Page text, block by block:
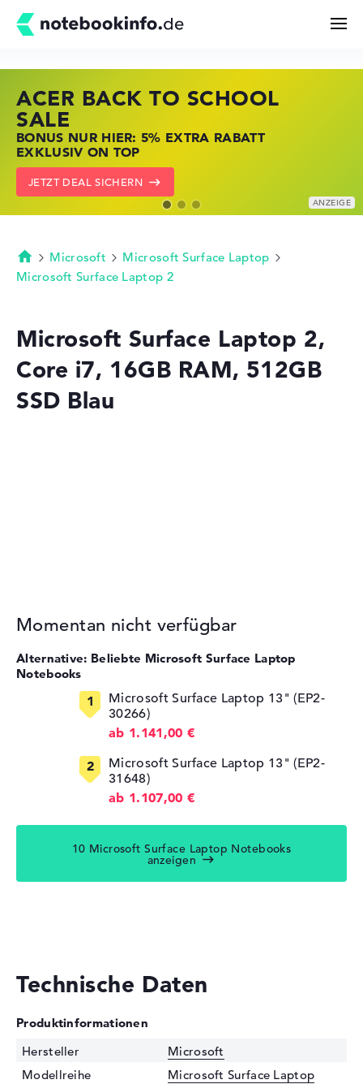
Kaufberatung
Technik & Wissen
Merkzettel
ACER BACK TO SCHOOL
SALE
BONUS NUR HIER: 5% EXTRA RABATT
EXKLUSIV ON TOP
JETZT DEAL SICHERN
HP STORE SSV DEALS
JETZT ZUGREIFEN: NOTEBOOKS BEI HP
KRÄFTIG REDUZIERT
ZU DEN HP ANGEBOTEN
LENOVO LAPTOP DEALS
NOTEBOOKS BEI LENOVO JETZT
KRÄFTIG REDUZIERT
LENOVO DEALS ZEIGEN
Startseite
Microsoft
Microsoft Surface Laptop
Microsoft Surface Laptop 2
Microsoft Surface Laptop 2,
Core i7, 16GB RAM, 512GB
SSD Blau
Momentan nicht verfügbar
Alternative: Beliebte Microsoft Surface Laptop
Notebooks
Microsoft Surface Laptop 13" (EP2-
30266)
ab 1.141,00 €
Microsoft Surface Laptop 13" (EP2-
31648)
ab 1.107,00 €
10 Microsoft Surface Laptop Notebooks
anzeigen
Technische Daten
Produktinformationen
Hersteller
Microsoft
Modellreihe
Microsoft Surface Laptop